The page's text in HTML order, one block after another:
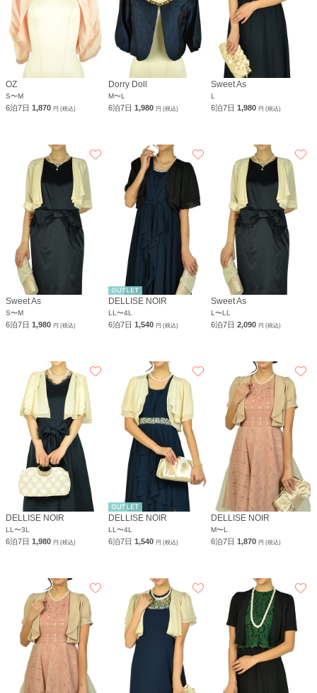
OZ
S〜M
6泊7日 1,870 円 (税込)
Dorry Doll
M〜L
6泊7日1,980円 (税込)
Sweet As
L
6泊7日1,980円 (税込)
Sweet As
S〜M
6泊7日 1,980 円 (税込)
DELLISE NOIR
LL〜4L
6泊7日1,540円 (税込)
Sweet As
L〜LL
6泊7日2,090円 (税込)
DELLISE NOIR
LL〜3L
6泊7日 1,980 円 (税込)
DELLISE NOIR
LL〜4L
6泊7日1,540円 (税込)
DELLISE NOIR
M〜L
6泊7日1,870円 (税込)